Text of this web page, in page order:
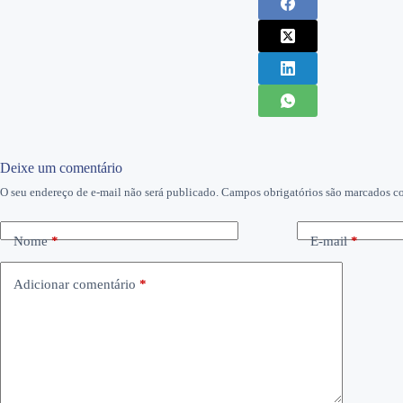
Deixe um comentário
O seu endereço de e-mail não será publicado. Campos obrigatórios são marcados
Nome* E-mail*
Adicionar comentário *